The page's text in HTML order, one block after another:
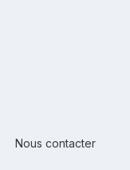
Nous contacter